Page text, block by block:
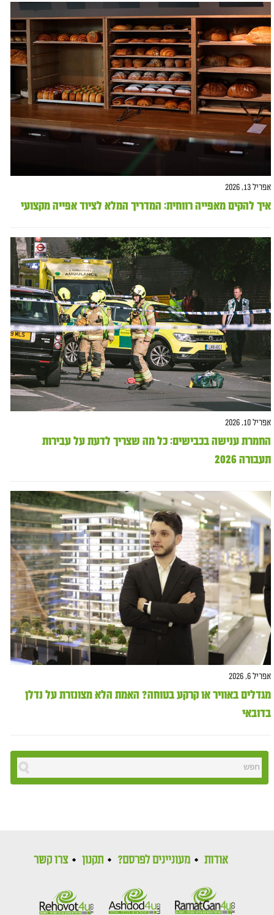
אפריל 13, 2026
איך להקים מאפייה רווחית: המדריך המלא לציוד אפייה מקצועי
אפריל 10, 2026
החמרת ענישה בכבישים: כל מה שצריך לדעת על עבירות
תעבורה 2026
אפריל 6, 2026
מגדלים באוויר או קרקע בטוחה? האמת הלא מצונזרת על נדלן
בדובאי
אודות מעוניינים לפרסם? תקנון צרו קשר